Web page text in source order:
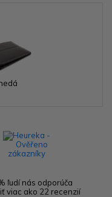
ľudí nás odporúča
viac ako 22 recenzií